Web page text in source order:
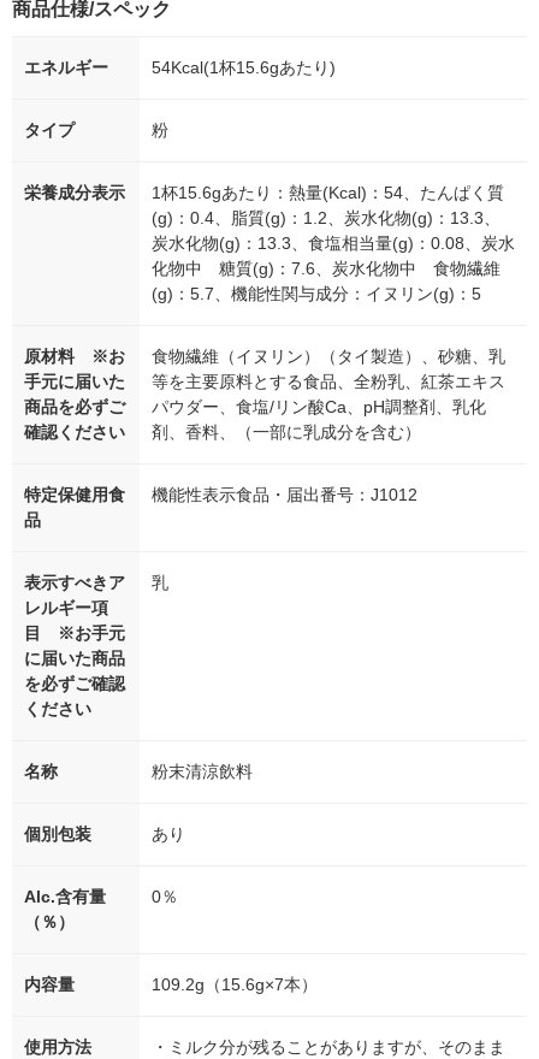
商品仕様/スペック
エネルギー 54Kcal(1杯15.6gあたり)
タイプ 粉
栄養成分表示
1杯15.6gあたり：熱量(Kcal)：54、たんぱく質
(g)：0.4、脂質(g)：1.2、炭水化物(g)：13.3、
炭水化物(g)：13.3、食塩相当量(g)：0.08、炭水
化物中 糖質(g)：7.6、炭水化物中 食物繊維
(g)：5.7、機能性関与成分：イヌリン(g)：5
原材料 ※お
手元に届いた
商品を必ずご
確認ください
食物繊維（イヌリン）（タイ製造）、砂糖、乳
等を主要原料とする食品、全粉乳、紅茶エキス
パウダー、食塩/リン酸Ca、pH調整剤、乳化
剤、香料、（一部に乳成分を含む）
特定保健用食
品
機能性表示食品・届出番号：J1012
表示すべきア
レルギー項
目 ※お手元
に届いた商品
を必ずご確認
ください
乳
名称 粉末清涼飲料
個別包装 あり
Alc.含有量
（％）
0％
内容量 109.2g（15.6g×7本）
使用方法
・ミルク分が残ることがありますが、そのまま